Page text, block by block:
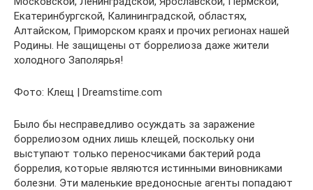
Екатеринбургской, Калининградской, областях,
Алтайском, Приморском краях и прочих регионах нашей
Родины. Не защищены от боррелиоза даже жители
холодного Заполярья!
Фото: Клещ | Dreamstime.com
Было бы несправедливо осуждать за заражение
боррелиозом одних лишь клещей, поскольку они
выступают только переносчиками бактерий рода
боррелия, которые являются истинными виновниками
болезни. Эти маленькие вредоносные агенты попадают